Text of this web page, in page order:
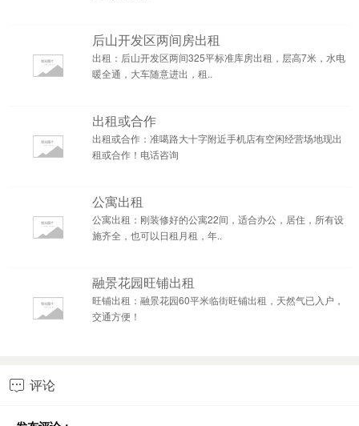
后山开发区两间房出租
出租：后山开发区两间325平标准库房出租，层高7米，水电
暖全通，大车随意进出，租..
出租或合作
出租或合作：准噶路大十字附近手机店有空闲经营场地现出
租或合作！电话咨询
公寓出租
公寓出租：刚装修好的公寓22间，适合办公，居住，所有设
施齐全，也可以日租月租，年..
融景花园旺铺出租
旺铺出租：融景花园60平米临街旺铺出租，天然气已入户，
交通方便！
 评论